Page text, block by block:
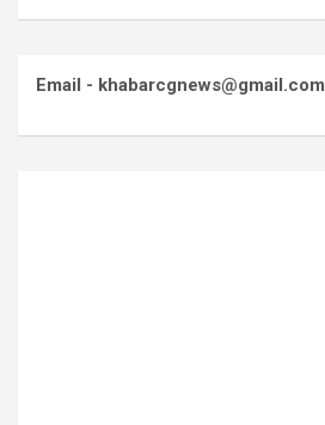
Email - khabarcgnews@gmail.com